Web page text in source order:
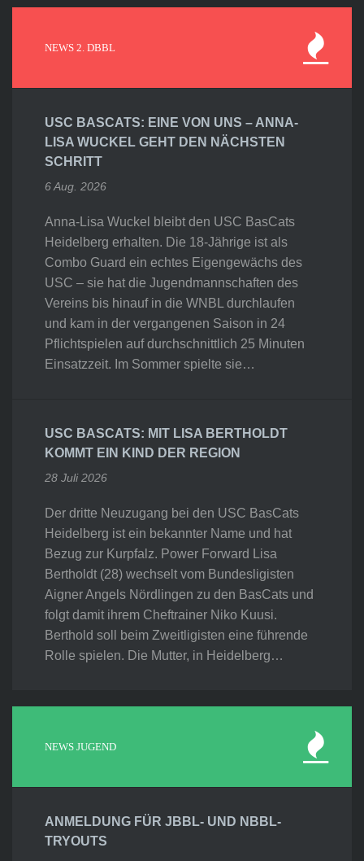
NEWS 2. DBBL
USC BASCATS: EINE VON UNS – ANNA-
LISA WUCKEL GEHT DEN NÄCHSTEN
SCHRITT
6 Aug. 2026
Anna-Lisa Wuckel bleibt den USC BasCats
Heidelberg erhalten. Die 18-Jährige ist als
Combo Guard ein echtes Eigengewächs des
USC – sie hat die Jugendmannschaften des
Vereins bis hinauf in die WNBL durchlaufen
und kam in der vergangenen Saison in 24
Pflichtspielen auf durchschnittlich 25 Minuten
Einsatzzeit. Im Sommer spielte sie…
USC BASCATS: MIT LISA BERTHOLDT
KOMMT EIN KIND DER REGION
28 Juli 2026
Der dritte Neuzugang bei den USC BasCats
Heidelberg ist ein bekannter Name und hat
Bezug zur Kurpfalz. Power Forward Lisa
Bertholdt (28) wechselt vom Bundesligisten
Aigner Angels Nördlingen zu den BasCats und
folgt damit ihrem Cheftrainer Niko Kuusi.
Berthold soll beim Zweitligisten eine führende
Rolle spielen. Die Mutter, in Heidelberg…
NEWS JUGEND
ANMELDUNG FÜR JBBL- UND NBBL-
TRYOUTS